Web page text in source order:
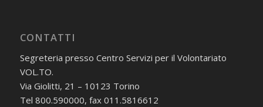
CONTATTI
Segreteria presso Centro Servizi per il Volontariato
VOL.TO.
Via Giolitti, 21 – 10123 Torino
Tel 800.590000, fax 011.5816612